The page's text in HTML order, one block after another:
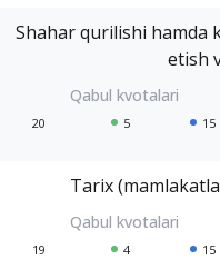
Shahar qurilishi hamda
etish
20 5 15
Tarix
19 4 15